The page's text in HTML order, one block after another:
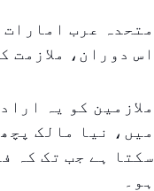
متحدہ عرب امارات
اس دوران، ملازمت
ملازمین کو یہ
میں، نیا مالک
سکتا ہے جب تک کہ
ہو۔